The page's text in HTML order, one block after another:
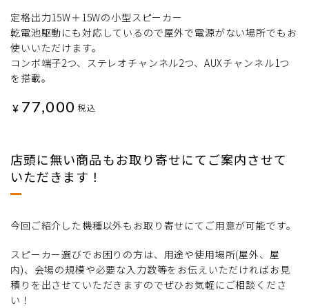
定格出力15W＋15Wの小型スピーカー
乾電池駆動にも対応しているので屋外で電源がない場所でもお
使いいただけます。
コンボ端子2つ、ステレオチャンネル2つ、AUXチャンネル1つ
を搭載。
¥ 77,000 税込
店頭に無い商品もお取り寄せにてご案内させて
いただきます！
今回ご紹介した機種以外もお取り寄せにてご用意が可能です。
スピーカー選びでお困りの方は、用途や使用場所(屋外、屋
内)、会場の規模や必要な入力数等をお伝えいただければお見
積りを出させていただきますのでぜひお気軽にご相談くださ
い！